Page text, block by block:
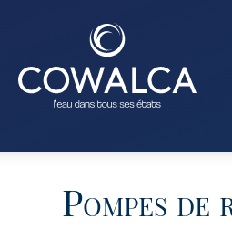
Pompes de